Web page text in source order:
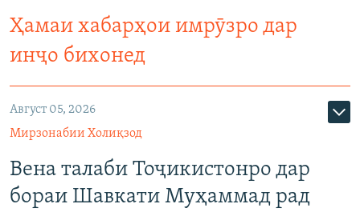
Ҳамаи хабарҳои имрӯзро дар
инҷо бихонед
Август 05, 2026
Мирзонабии Холиқзод
Вена талаби Тоҷикистонро дар
бораи Шавкати Муҳаммад рад